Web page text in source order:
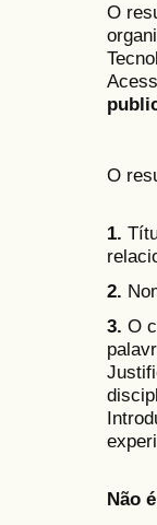
O
O
1.
2.
3. O
Não